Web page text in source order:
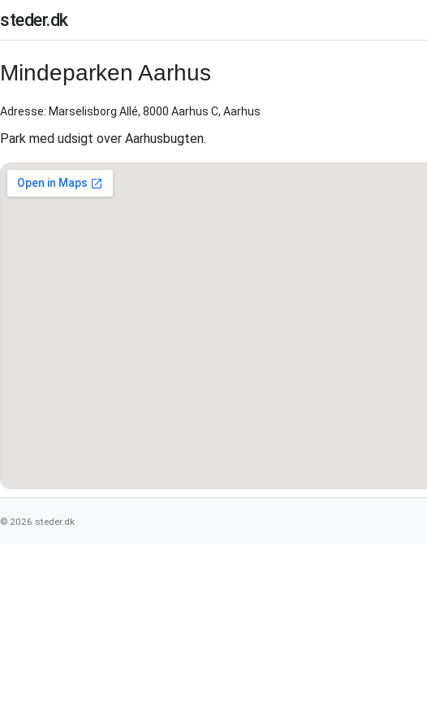
steder.dk
Mindeparken Aarhus
Adresse: Marselisborg Allé, 8000 Aarhus C, Aarhus
Park med udsigt over Aarhusbugten.
© 2026 steder.dk